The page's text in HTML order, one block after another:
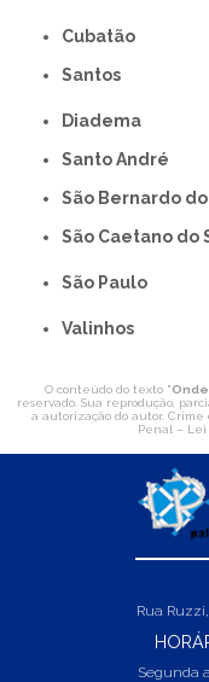
Cubatão
Santos
Diadema
Santo André
São Bernardo
São Caetano do
São Paulo
Valinhos
O conteúdo do texto "Onde
reservado. Sua reprodução,
a autorização do autor.
Penal – Lei
Rua
Segunda